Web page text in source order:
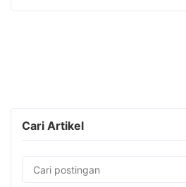
Cari Artikel